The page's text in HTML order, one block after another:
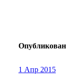
Опубликован
1 Апр 2015